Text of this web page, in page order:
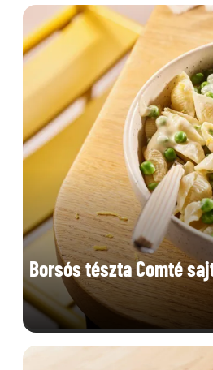
Borsós tészta Comté